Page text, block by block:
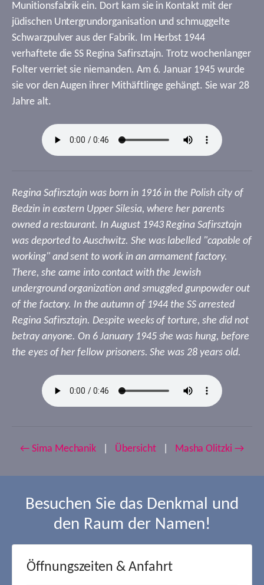
Munitionsfabrik ein. Dort kam sie in Kontakt mit der
jüdischen Untergrundorganisation und schmuggelte
Schwarzpulver aus der Fabrik. Im Herbst 1944
verhaftete die SS Regina Safirsztajn. Trotz wochenlanger
Folter verriet sie niemanden. Am 6. Januar 1945 wurde
sie vor den Augen ihrer Mithäftlinge gehängt. Sie war 28
Jahre alt.
Regina Safirsztajn was born in 1916 in the Polish city of
Bedzin in eastern Upper Silesia, where her parents
owned a restaurant. In August 1943 Regina Safirsztajn
was deported to Auschwitz. She was labelled "capable of
working" and sent to work in an armament factory.
There, she came into contact with the Jewish
underground organization and smuggled gunpowder out
of the factory. In the autumn of 1944 the SS arrested
Regina Safirsztajn. Despite weeks of torture, she did not
betray anyone. On 6 January 1945 she was hung, before
the eyes of her fellow prisoners. She was 28 years old.
← Sima Mechanik Übersicht Masha Olitzki →
Besuchen Sie das Denkmal und
den Raum der Namen!
Öffnungszeiten & Anfahrt